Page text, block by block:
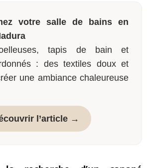
votre salle de bains en
tapis de bain et
: des textiles doux et
une ambiance chaleureuse
l’article →